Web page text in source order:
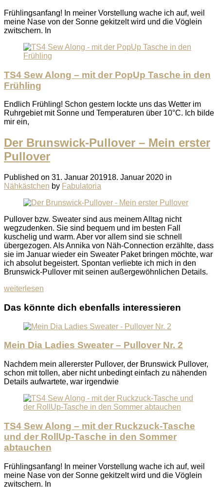
Frühlingsanfang! In meiner Vorstellung wache ich auf, weil
meine Nase von der Sonne gekitzelt wird und die Vöglein
zwitschern. In
TS4 Sew Along – mit der PopUp Tasche in den
Frühling
Endlich Frühling! Schon gestern lockte uns das Wetter im
Ruhrgebiet mit Sonne und Temperaturen über 10°C. Ich bilde
mir ein,
Der Brunswick-Pullover – Mein erster
Pullover
Published on 31. Januar 201918. Januar 2020 in
Nähkästchen by Fabulatoria
Pullover bzw. Sweater sind aus meinem Alltag nicht
wegzudenken. Sie sind bequem und im besten Fall
kuschelig und warm. Aber vor allem sind sie schnell
übergezogen. Als Annika von Näh-Connection erzählte, dass
sie im Januar wieder ein Sweater Paket bringen möchte, war
ich absolut begeistert. Spontan verliebte ich mich in den
Brunswick-Pullover mit seinen außergewöhnlichen Details.
weiterlesen
Das könnte dich ebenfalls interessieren
Mein Dia Ladies Sweater – Pullover Nr. 2
Nachdem mein allererster Pullover, der Brunswick Pullover,
schon mit tollen, aber nicht unbedingt einfach zu nähenden
Details aufwartete, war irgendwie
TS4 Sew Along – mit der Ruckzuck-Tasche
und der RollUp-Tasche in den Sommer
abtauchen
Frühlingsanfang! In meiner Vorstellung wache ich auf, weil
meine Nase von der Sonne gekitzelt wird und die Vöglein
zwitschern. In